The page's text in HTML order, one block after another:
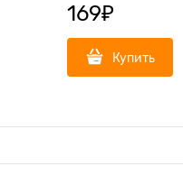
169₽
Купить